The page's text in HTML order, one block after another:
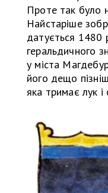
Проте так було
Найстаріше
датується 1480
геральдичного
у міста
його дещо
яка тримає лук і